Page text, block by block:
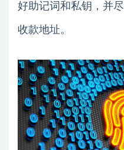
好助记词和私钥，并
收款地址。